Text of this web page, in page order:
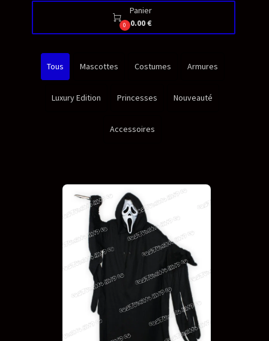

0
Panier
0.00 €
Tous Mascottes Costumes Armures
Luxury Edition Princesses Nouveauté
Accessoires